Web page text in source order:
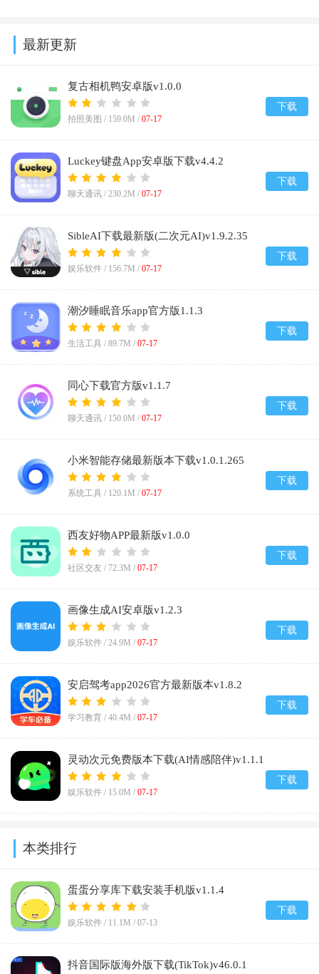
最新更新
复古相机鸭安卓版v1.0.0
拍照美图 / 159.0M / 07-17
下载
Luckey键盘App安卓版下载v4.4.2
聊天通讯 / 230.2M / 07-17
下载
SibleAI下载最新版(二次元AI)v1.9.2.35
娱乐软件 / 156.7M / 07-17
下载
潮汐睡眠音乐app官方版1.1.3
生活工具 / 89.7M / 07-17
下载
同心下载官方版v1.1.7
聊天通讯 / 150.0M / 07-17
下载
小米智能存储最新版本下载v1.0.1.265
系统工具 / 120.1M / 07-17
下载
西友好物APP最新版v1.0.0
社区交友 / 72.3M / 07-17
下载
画像生成AI安卓版v1.2.3
娱乐软件 / 24.9M / 07-17
下载
安启驾考app2026官方最新版本v1.8.2
学习教育 / 40.4M / 07-17
下载
灵动次元免费版本下载(AI情感陪伴)v1.1.1
娱乐软件 / 15.0M / 07-17
下载
本类排行
蛋蛋分享库下载安装手机版v1.1.4
娱乐软件 / 11.1M / 07-13
下载
抖音国际版海外版下载(TikTok)v46.0.1